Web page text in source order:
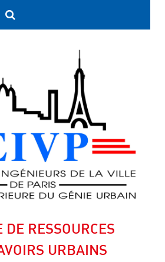
DE RESSOURCES
URBAINS